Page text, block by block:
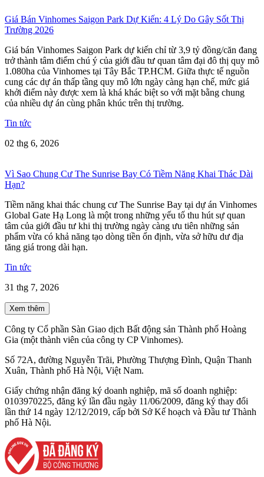
Giá Bán Vinhomes Saigon Park Dự Kiến: 4 Lý Do Gây Sốt Thị
Trường 2026
Giá bán Vinhomes Saigon Park dự kiến chỉ từ 3,9 tỷ đồng/căn đang
trở thành tâm điểm chú ý của giới đầu tư quan tâm đại đô thị quy mô
1.080ha của Vinhomes tại Tây Bắc TP.HCM. Giữa thực tế nguồn
cung các dự án thấp tầng quy mô lớn ngày càng hạn chế, mức giá
khởi điểm này được xem là khá khác biệt so với mặt bằng chung
của nhiều dự án cùng phân khúc trên thị trường.
Tin tức
02 thg 6, 2026
Vì Sao Chung Cư The Sunrise Bay Có Tiềm Năng Khai Thác Dài
Hạn?
Tiềm năng khai thác chung cư The Sunrise Bay tại dự án Vinhomes
Global Gate Hạ Long là một trong những yếu tố thu hút sự quan
tâm của giới đầu tư khi thị trường ngày càng ưu tiên những sản
phẩm vừa có khả năng tạo dòng tiền ổn định, vừa sở hữu dư địa
tăng giá trong dài hạn.
Tin tức
31 thg 7, 2026
Xem thêm
Công ty Cổ phần Sàn Giao dịch Bất động sản Thành phố Hoàng
Gia (một thành viên của công ty CP Vinhomes).
Số 72A, đường Nguyễn Trãi, Phường Thượng Đình, Quận Thanh
Xuân, Thành phố Hà Nội, Việt Nam.
Giấy chứng nhận đăng ký doanh nghiệp, mã số doanh nghiệp:
0103970225, đăng ký lần đầu ngày 11/06/2009, đăng ký thay đổi
lần thứ 14 ngày 12/12/2019, cấp bởi Sở Kế hoạch và Đầu tư Thành
phố Hà Nội.